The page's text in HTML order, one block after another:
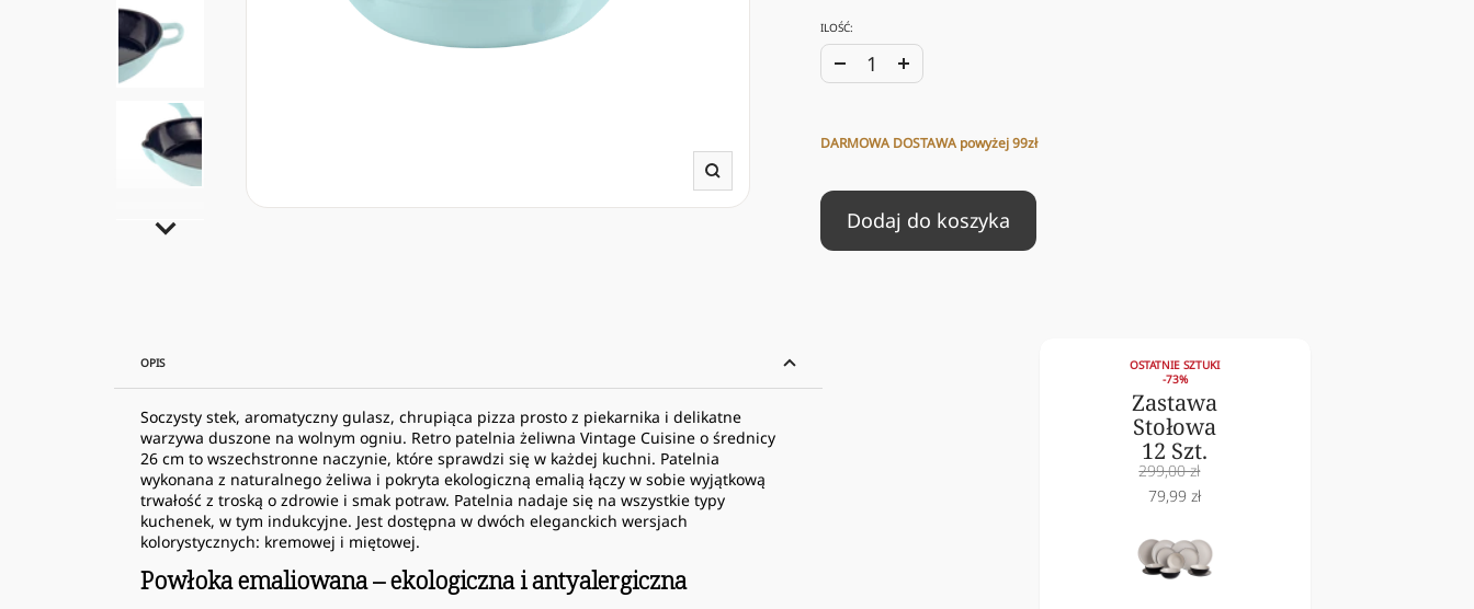
Powiększ
ILOŚĆ:
ZwiększZmniejsz
DARMOWA DOSTAWA powyżej 99zł
Dodaj do koszyka
OPIS
Soczysty stek, aromatyczny gulasz, chrupiąca pizza prosto z piekarnika i delikatne
warzywa duszone na wolnym ogniu. Retro patelnia żeliwna Vintage Cuisine o średnicy
26 cm to wszechstronne naczynie, które sprawdzi się w każdej kuchni. Patelnia
wykonana z naturalnego żeliwa i pokryta ekologiczną emalią łączy w sobie wyjątkową
trwałość z troską o zdrowie i smak potraw. Patelnia nadaje się na wszystkie typy
kuchenek, w tym indukcyjne. Jest dostępna w dwóch eleganckich wersjach
kolorystycznych: kremowej i miętowej.
Powłoka emaliowana – ekologiczna i antyalergiczna
OSTATNIE SZTUKI
-73%
Zastawa
Stołowa
12 Szt.
Cena
normalna
299,00 zł
Cena
79,99 zł